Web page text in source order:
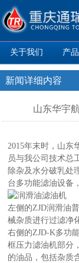
关于我们 产
新闻详细内容
山东华宇
2015年末时，山东
员与我公司技术总
除杂及水分破乳处
台多功能滤油设备
左侧的ZJD润滑油
械杂质进行过滤净
右侧的ZJD-K多功
框压力滤油机部分
的油品，包括杂质